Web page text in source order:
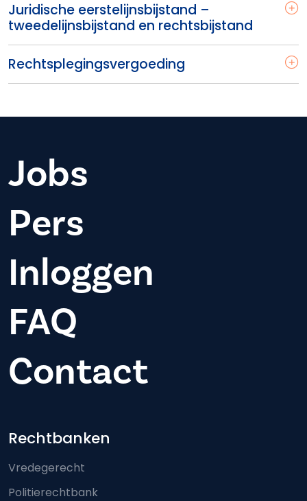
Juridische eerstelijnsbijstand –
tweedelijnsbijstand en rechtsbijstand
Rechtsplegingsvergoeding
Jobs
Pers
Inloggen
FAQ
Contact
Footer-menu
Rechtbanken
Vredegerecht
Politierechtbank